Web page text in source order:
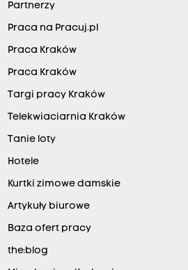
Partnerzy
Praca na Pracuj.pl
Praca Kraków
Praca Kraków
Targi pracy Kraków
Telekwiaciarnia Kraków
Tanie loty
Hotele
Kurtki zimowe damskie
Artykuły biurowe
Baza ofert pracy
the:blog